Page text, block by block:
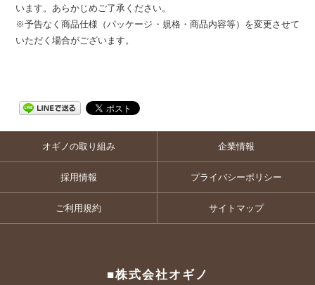
います。あらかじめご了承ください。
※予告なく商品仕様（パッケージ・規格・商品内容等）を変更させて
いただく場合がございます。
オギノの取り組み 企業情報
採用情報 プライバシーポリシー
ご利用規約 サイトマップ
■株式会社オギノ